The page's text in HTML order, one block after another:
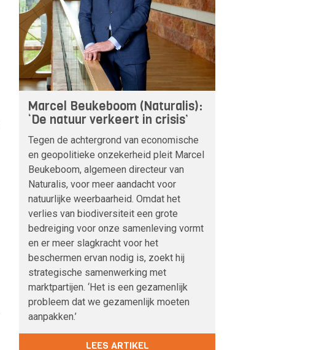
Marcel Beukeboom (Naturalis):
‘De natuur verkeert in crisis’
Tegen de achtergrond van economische
en geopolitieke onzekerheid pleit Marcel
Beukeboom, algemeen directeur van
Naturalis, voor meer aandacht voor
natuurlijke weerbaarheid. Omdat het
verlies van biodiversiteit een grote
bedreiging voor onze samenleving vormt
en er meer slagkracht voor het
beschermen ervan nodig is, zoekt hij
strategische samenwerking met
marktpartijen. ‘Het is een gezamenlijk
probleem dat we gezamenlijk moeten
aanpakken.’
LEES ARTIKEL